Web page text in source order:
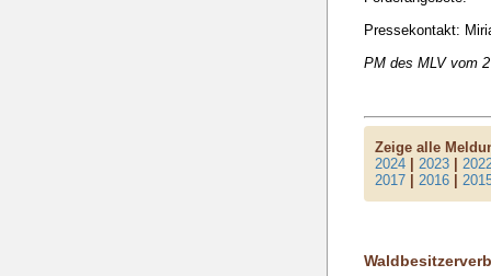
Pressekontakt:
PM des MLV vom
Zeige alle
2024 |2023 |
2017 |2016 |